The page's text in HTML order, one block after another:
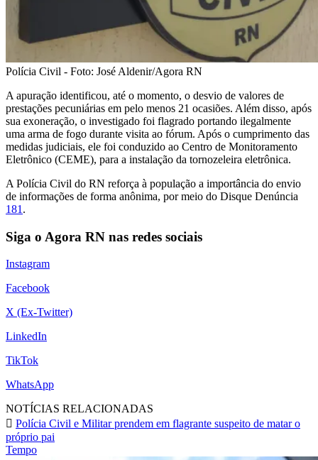
Polícia Civil - Foto: José Aldenir/Agora RN
A apuração identificou, até o momento, o desvio de valores de
prestações pecuniárias em pelo menos 21 ocasiões. Além disso, após
sua exoneração, o investigado foi flagrado portando ilegalmente
uma arma de fogo durante visita ao fórum. Após o cumprimento das
medidas judiciais, ele foi conduzido ao Centro de Monitoramento
Eletrônico (CEME), para a instalação da tornozeleira eletrônica.
A Polícia Civil do RN reforça à população a importância do envio
de informações de forma anônima, por meio do Disque Denúncia
181 .
Siga o Agora RN nas redes sociais
Instagram
Facebook
X (Ex-Twitter)
LinkedIn
TikTok
WhatsApp
NOTÍCIAS RELACIONADAS
Polícia Civil e Militar prendem em flagrante suspeito de matar o
próprio pai
Tempo